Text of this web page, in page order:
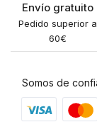
Envío gratuito
Pedido superior a
60€
Somos de